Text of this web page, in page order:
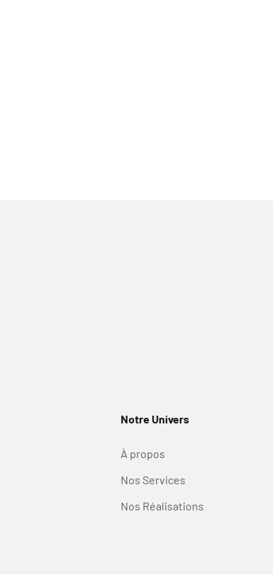
Notre Univers
À propos
Nos Services
Nos Réalisations